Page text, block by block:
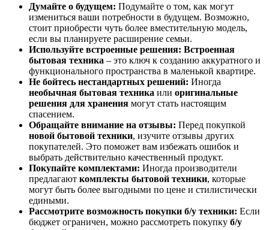
Думайте о будущем: Подумайте о том, как могут
измениться ваши потребности в будущем. Возможно,
стоит приобрести чуть более вместительную модель,
если вы планируете расширение семьи.
Используйте встроенные решения: Встроенная
бытовая техника – это ключ к созданию аккуратного и
функционального пространства в маленькой квартире.
Не бойтесь нестандартных решений: Иногда
необычная бытовая техника или оригинальные
решения для хранения могут стать настоящим
спасением.
Обращайте внимание на отзывы: Перед покупкой
новой бытовой техники, изучите отзывы других
покупателей. Это поможет вам избежать ошибок и
выбрать действительно качественный продукт.
Покупайте комплектами: Иногда производители
предлагают комплекты бытовой техники, которые
могут быть более выгодными по цене и стилистически
едиными.
Рассмотрите возможность покупки б/у техники: Если
бюджет ограничен, можно рассмотреть покупку б/у